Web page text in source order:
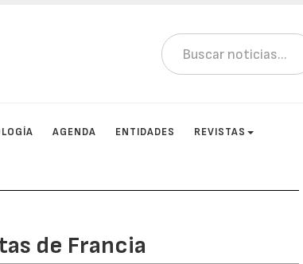
AGENDA ENTIDADES REVISTAS
de Francia